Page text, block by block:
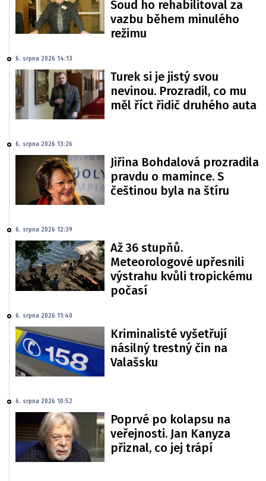
Soud ho rehabilitoval za
vazbu během minulého
režimu
6. srpna 2026 14:13
Turek si je jistý svou
nevinou. Prozradil, co mu
měl říct řidič druhého auta
6. srpna 2026 13:26
Jiřina Bohdalová prozradila
pravdu o mamince. S
češtinou byla na štíru
6. srpna 2026 12:39
Až 36 stupňů.
Meteorologové upřesnili
výstrahu kvůli tropickému
počasí
6. srpna 2026 11:40
Kriminalisté vyšetřují
násilný trestný čin na
Valašsku
6. srpna 2026 10:52
Poprvé po kolapsu na
veřejnosti. Jan Kanyza
přiznal, co jej trápí